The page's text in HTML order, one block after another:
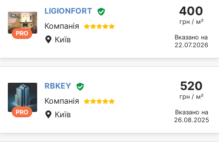
PRO
LIGIONFORT
Компанія
Київ
400
грн / м²
Вказано на
22.07.2026
PRO
RBKEY
Компанія
Київ
520
грн / м²
Вказано на
26.08.2025